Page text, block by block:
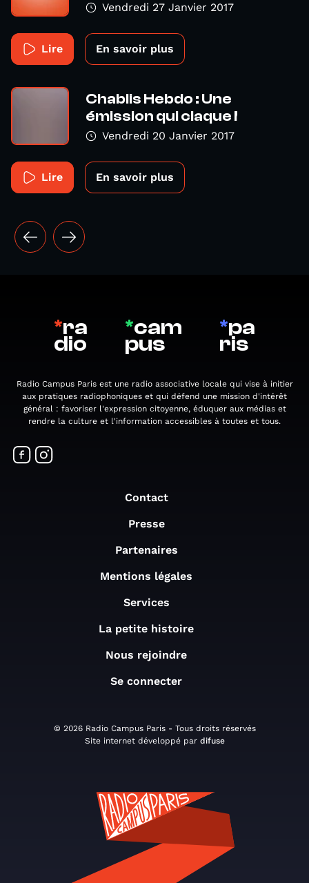
Vendredi 27 Janvier 2017
Lire En savoir plus
Chablis Hebdo : Une
émission qui claque !
Vendredi 20 Janvier 2017
Lire En savoir plus
*ra
dio
*cam
pus
*pa
ris
Radio Campus Paris est une radio associative locale qui vise à initier
aux pratiques radiophoniques et qui défend une mission d'intérêt
général : favoriser l'expression citoyenne, éduquer aux médias et
rendre la culture et l'information accessibles à toutes et tous.
Contact
Presse
Partenaires
Mentions légales
Services
La petite histoire
Nous rejoindre
Se connecter
© 2026 Radio Campus Paris - Tous droits réservés
Site internet développé par difuse